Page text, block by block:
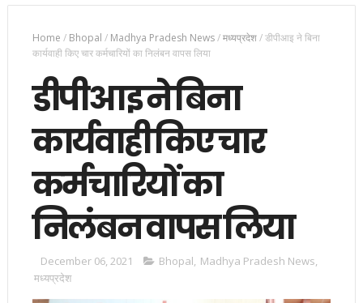
Home / Bhopal / Madhya Pradesh News/मध्यप्रदेश/डीपीआइ ने बिना
कार्यवाही किए चार कर्मचारियों का निलंबन वापस लिया
डीपीआइ ने बिना
कार्यवाही किए चार
कर्मचारियों का
निलंबन वापस लिया
December 06, 2021 Bhopal, Madhya Pradesh News,
मध्यप्रदेश